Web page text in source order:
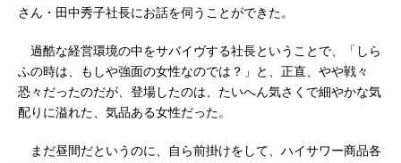
さん・田中秀子社長にお話を伺うことができた。
過酷な経営環境の中をサバイヴする社長ということで、「しら
ふの時は、もしや強面の女性なのでは？」と、正直、やや戦々
恐々だったのだが、登場したのは、たいへん気さくで細やかな気
配りに溢れた、気品ある女性だった。
まだ昼間だというのに、自ら前掛けをして、ハイサワー商品各